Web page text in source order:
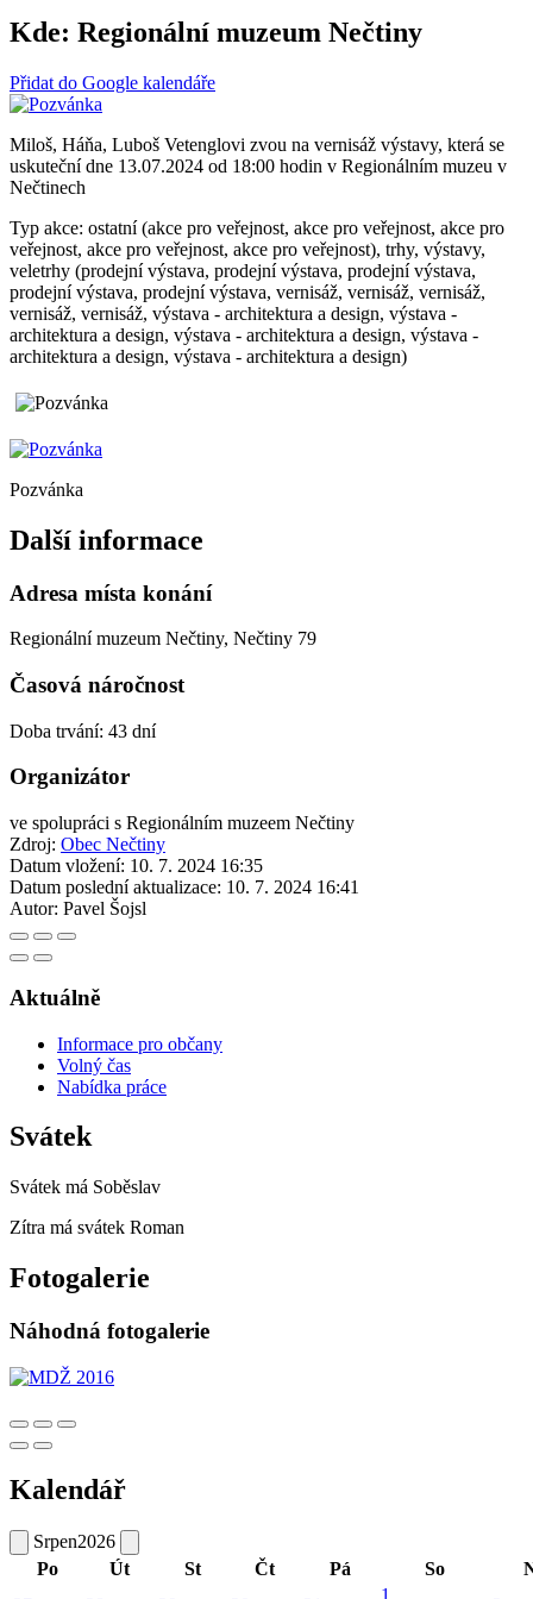
Kde: Regionální muzeum Nečtiny
Přidat do Google kalendáře
Miloš, Háňa, Luboš Vetenglovi zvou na vernisáž výstavy, která se
uskuteční dne 13.07.2024 od 18:00 hodin v Regionálním muzeu v
Nečtinech
Typ akce: ostatní (akce pro veřejnost, akce pro veřejnost, akce pro
veřejnost, akce pro veřejnost, akce pro veřejnost), trhy, výstavy,
veletrhy (prodejní výstava, prodejní výstava, prodejní výstava,
prodejní výstava, prodejní výstava, vernisáž, vernisáž, vernisáž,
vernisáž, vernisáž, výstava - architektura a design, výstava -
architektura a design, výstava - architektura a design, výstava -
architektura a design, výstava - architektura a design)
Pozvánka
Další informace
Adresa místa konání
Regionální muzeum Nečtiny, Nečtiny 79
Časová náročnost
Doba trvání: 43 dní
Organizátor
ve spolupráci s Regionálním muzeem Nečtiny
Zdroj: Obec Nečtiny
Datum vložení: 10. 7. 2024 16:35
Datum poslední aktualizace: 10. 7. 2024 16:41
Autor: Pavel Šojsl
Aktuálně
Informace pro občany
Volný čas
Nabídka práce
Svátek
Svátek má Soběslav
Zítra má svátek Roman
Fotogalerie
Náhodná fotogalerie
Kalendář
Srpen2026
Po
Út St Čt Pá So
1